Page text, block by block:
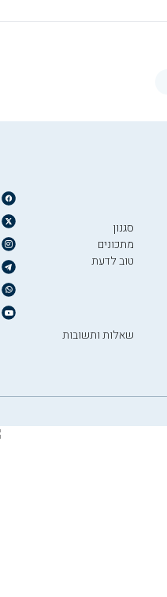
סגנון
מתכונים
טוב לדעת
שאלות ותשובות